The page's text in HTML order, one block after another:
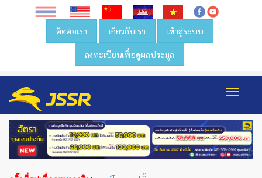
ติดต่อเรา เกี่ยวกับเรา เข้าสู่ระบบ
ลงทะเบียนเพื่อดูผลประมูล